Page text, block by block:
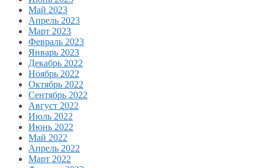
Май 2023
Апрель 2023
Март 2023
Февраль 2023
Январь 2023
Декабрь 2022
Ноябрь 2022
Октябрь 2022
Сентябрь 2022
Август 2022
Июль 2022
Июнь 2022
Май 2022
Апрель 2022
Март 2022